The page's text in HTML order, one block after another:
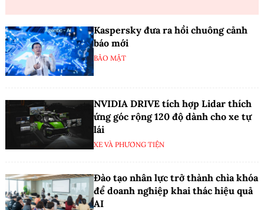
Kaspersky đưa ra hồi chuông cảnh
báo mới
BẢO MẬT
NVIDIA DRIVE tích hợp Lidar thích
ứng góc rộng 120 độ dành cho xe tự
lái
XE VÀ PHƯƠNG TIỆN
Đào tạo nhân lực trở thành chìa khóa
để doanh nghiệp khai thác hiệu quả
AI